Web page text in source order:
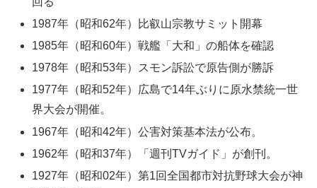
1987年（昭和62年）比叡山宗教サミット開幕
1985年（昭和60年）戦艦「大和」の船体を確認
1978年（昭和53年）スモン訴訟で原告側が勝訴
1977年（昭和52年）広島で14年ぶりに原水禁統一世
界大会が開催。
1967年（昭和42年）公害対策基本法が公布。
1962年（昭和37年）「週刊TVガイド」が創刊。
1927年（昭和02年）第1回全国都市対抗野球大会が神